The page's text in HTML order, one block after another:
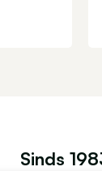
Sinds